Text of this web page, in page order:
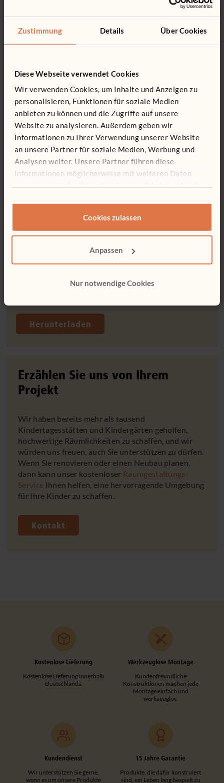
Zustimmung Details Über Cookies
Diese Webseite verwendet Cookies
Wir verwenden Cookies, um Inhalte und Anzeigen zu
personalisieren, Funktionen für soziale Medien
anbieten zu können und die Zugriffe auf unsere
Website zu analysieren. Außerdem geben wir
Informationen zu Ihrer Verwendung unserer Website
an unsere Partner für soziale Medien, Werbung und
Analysen weiter. Unsere Partner führen diese
Informationen möglicherweise mit weiteren Daten
zusammen, die Sie ihnen bereitgestellt haben oder die
Cookies zulassen
Anpassen
Nur notwendige Cookies
Outlast
Materialschrank
7.155 €
Outlast Materialwagen
Draußen lernen
In diesem Themenheft beschreibt der Künstler und
Draußenlernen ist und welche Pädagogik dahinter
Herunterladen
Erzählen Sie uns von Ihrem
Projekt
Wir haben bereits mehr als tausend
Kindertagesstätten und Kindergärten geholfen,
hochwertige Räumlichkeiten zu schaffen, und wir
würden uns freuen, auch Sie unterstützen zu dürfen.
Wenn Sie renovieren oder einen Neubau planen,
dann kann unser kostenloser Raumgestaltungs-
Service Ihnen helfen, eine hervorragende Umgebung
für Ihre Kinder zu schaffen.
Kontakt
Kostenlose Lieferung
Kostenlose Lieferung innerhalb
Deutschlands.
Werkzeuglose Montage
Kundenfreundliche
Konstruktionen machen jede
Montage einfach und
werkzeuglos.
Kundendienst
Wir unterstützen Sie gerne,
wenn es um unsere Produkte
15 Jahre Garantie
Produkte, die dafür konstruiert
sind, ein Leben lang bespielt zu